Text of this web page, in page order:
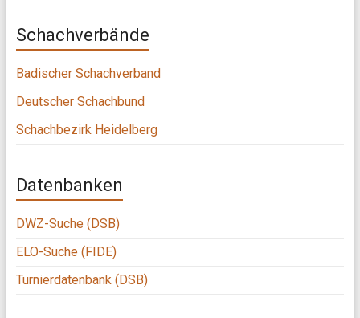
Schachverbände
Badischer Schachverband
Deutscher Schachbund
Schachbezirk Heidelberg
Datenbanken
DWZ-Suche (DSB)
ELO-Suche (FIDE)
Turnierdatenbank (DSB)